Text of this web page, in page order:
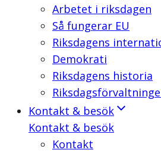
Arbetet i riksdagen
Så fungerar EU
Riksdagens
Demokrati
Riksdagens historia
Kontakt & besök
Kontakt & besök
Kontakt